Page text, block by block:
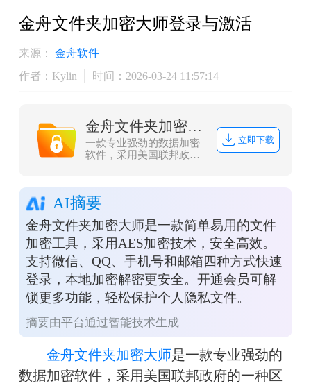
金舟文件夹加密大师登录与激活
来源：
金舟软件
作者：Kylin
时间：2026-03-24 11:57:14
金舟文件夹加密大师
一款专业强劲的数据加密
软件，采用美国联邦政府
性高、资源消耗低，不仅
拥有文件（夹）加密、解
密、打开等功能，而且本
地加密/解密，更安全，更
高效，同时界面简洁，操
作方便，一用即会，让金
舟文件夹加密大师成为您
文件(夹)加密的好帮手！
立即下载
AI摘要
金舟文件夹加密大师是一款简单易用的文件
加密工具，采用AES加密技术，安全高效。
支持微信、QQ、手机号和邮箱四种方式快速
登录，本地加密解密更安全。开通会员可解
锁更多功能，轻松保护个人隐私文件。
摘要由平台通过智能技术生成
金舟文件夹加密大师是一款专业强劲的
数据加密软件，采用美国联邦政府的一种区